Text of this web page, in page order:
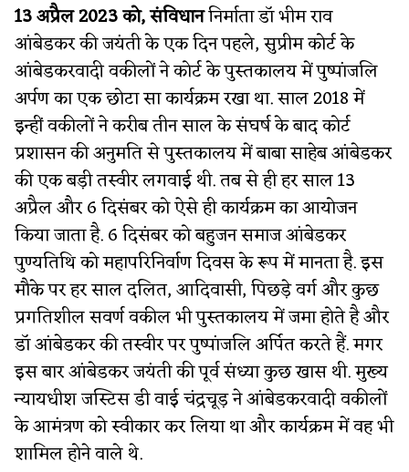
13 अप्रैल 2023 को, संविधाननिर्माता डॉ भीम राव
आंबेडकर की जयंती के एक दिन पहले, सुप्रीम कोर्ट के
आंबेडकरवादी वकीलों ने कोर्ट के पुस्तकालय में पुष्पांजलि
अर्पण का एक छोटा सा कार्यक्रम रखा था. साल 2018 में
इन्हीं वकीलों ने करीब तीन साल के संघर्ष के बाद कोर्ट
प्रशासन की अनुमति से पुस्तकालय में बाबा साहेब आंबेडकर
की एक बड़ी तस्वीर लगवाई थी. तब से ही हर साल 13
अप्रैल और 6 दिसंबर को ऐसे ही कार्यक्रम का आयोजन
किया जाता है. 6 दिसंबर को बहुजन समाज आंबेडकर
पुण्यतिथि को महापरिनिर्वाण दिवस के रूप में मानता है. इस
मौके पर हर साल दलित, आदिवासी, पिछड़े वर्ग और कुछ
प्रगतिशील सवर्ण वकील भी पुस्तकालय में जमा होते है और
डॉ आंबेडकर की तस्वीर पर पुष्पांजलि अर्पित करते हैं. मगर
इस बार आंबेडकर जयंती की पूर्व संध्या कुछ खास थी. मुख्य
न्यायधीश जस्टिस डी वाई चंद्रचूड़ ने आंबेडकरवादी वकीलों
के आमंत्रण को स्वीकार कर लिया था और कार्यक्रम में वह भी
शामिल होने वाले थे.